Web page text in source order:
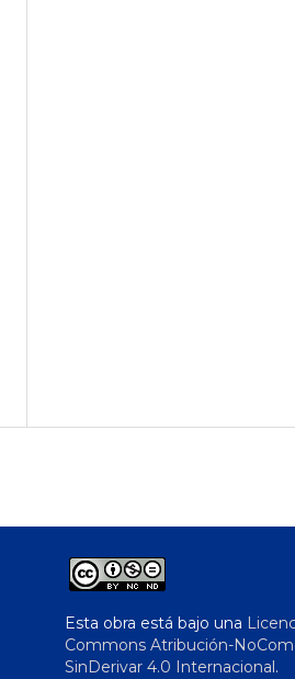
Esta obra está bajo una
Commons Atribución-
SinDerivar 4.0 Internacional.